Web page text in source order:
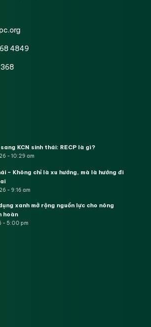
4849
KCN sinh thái: RECP là gì?
- 10:29 am
– Không chỉ là xu hướng, mà là hướng đi
- 9:16 am
xanh mở rộng nguồn lực cho nông
hoàn
- 5:00 pm